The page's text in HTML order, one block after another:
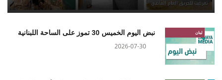
لبنان نبض اليوم الخميس 30 تموز على الساحة اللبنانية
2026-07-30